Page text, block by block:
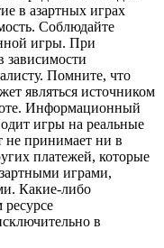
в азартных играх
Соблюдайте
игры. При
зависимости
Помните, что
являться источником
Информационный
игры на реальные
не принимает ни в
платежей, которые
играми,
Какие-либо
в